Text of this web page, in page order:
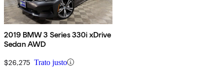
2019 BMW 3 Series 330i xDrive
Sedan AWD
$26,275 Trato justo